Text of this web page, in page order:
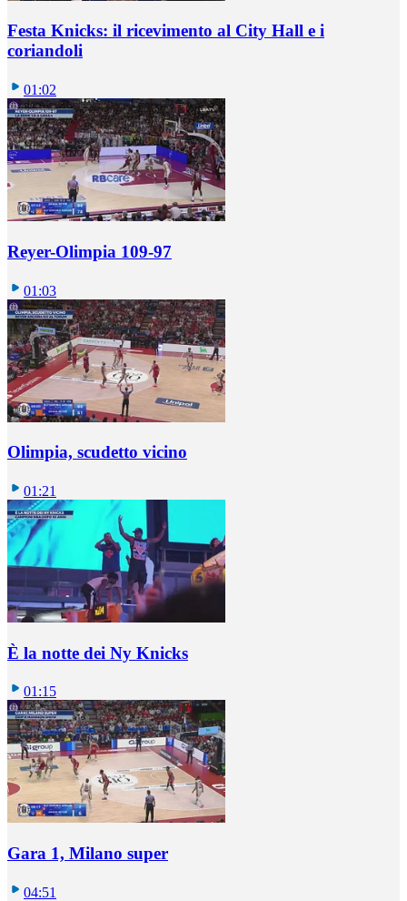
Festa Knicks: il ricevimento al City Hall e i
coriandoli
01:02
Reyer-Olimpia 109-97
01:03
Olimpia, scudetto vicino
01:21
È la notte dei Ny Knicks
01:15
Gara 1, Milano super
04:51